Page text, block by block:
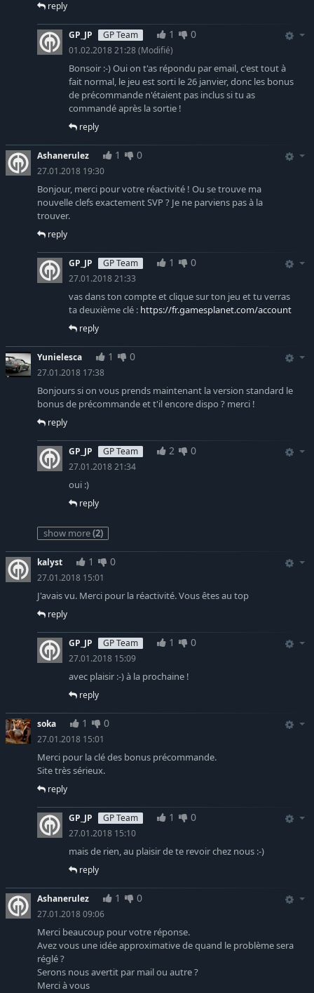
reply
GP_JP GP Team 1 0
01.02.2018 21:28 (Modifié)
Bonsoir :-) Oui on t'as répondu par email, c'est tout à
fait normal, le jeu est sorti le 26 janvier, donc les bonus
de précommande n'étaient pas inclus si tu as
commandé après la sortie !
reply
Ashanerulez 1 0
27.01.2018 19:30
Bonjour, merci pour votre réactivité ! Ou se trouve ma
nouvelle clefs exactement SVP ? Je ne parviens pas à la
trouver.
reply
GP_JP GP Team 1 0
27.01.2018 21:33
vas dans ton compte et clique sur ton jeu et tu verras
ta deuxième clé : https://fr.gamesplanet.com/account
reply
Yunielesca 1 0
27.01.2018 17:38
Bonjours si on vous prends maintenant la version standard le
bonus de précommande et t'il encore dispo ? merci !
reply
GP_JP GP Team 2 0
27.01.2018 21:34
oui :)
reply
show more(2)
kalyst 1 0
27.01.2018 15:01
J'avais vu. Merci pour la réactivité. Vous êtes au top
reply
GP_JP GP Team 1 0
27.01.2018 15:09
avec plaisir :-) à la prochaine !
reply
soka 1 0
27.01.2018 15:01
Merci pour la clé des bonus précommande.
Site très sérieux.
reply
GP_JP GP Team 1 0
27.01.2018 15:10
mais de rien, au plaisir de te revoir chez nous :-)
reply
Ashanerulez 1 0
27.01.2018 09:06
Merci beaucoup pour votre réponse.
Avez vous une idée approximative de quand le problème sera
réglé ?
Serons nous avertit par mail ou autre ?
Merci à vous